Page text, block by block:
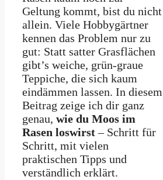
Geltung kommt, bist du nicht
allein. Viele Hobbygärtner
kennen das Problem nur zu
gut: Statt satter Grasflächen
gibt’s weiche, grün-graue
Teppiche, die sich kaum
eindämmen lassen. In diesem
Beitrag zeige ich dir ganz
genau, wie du Moos im
Rasen loswirst– Schritt für
Schritt, mit vielen
praktischen Tipps und
verständlich erklärt.